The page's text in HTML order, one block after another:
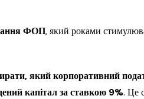
ФОП, який роками
який корпоративний
капітал за ставкою 9%. Це